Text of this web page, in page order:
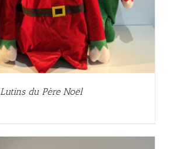
Lutins du Père Noël